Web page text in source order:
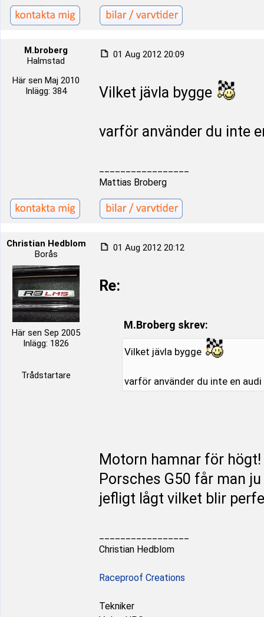
M.broberg
Halmstad
Här sen Maj 2010
Inlägg: 384
01 Aug 2012 20:09
Vilket jävla bygge
varför använder du inte
Mattias Broberg
Christian Hedblom
Borås
Här sen Sep 2005
Inlägg: 1826
Trådstartare
01 Aug 2012 20:12
Re:
M.Broberg skrev:
Vilket jävla bygge
varför använder du inte en audi
Motorn hamnar för
Porsches G50 får man
jefligt lågt vilket blir
Christian Hedblom
Raceproof Creations
Tekniker